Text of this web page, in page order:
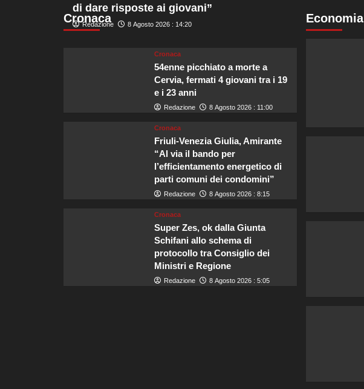
Cronaca
di dare risposte ai giovani”
Redazione 8 Agosto 2026 : 14:20
Cronaca
54enne picchiato a morte a
Cervia, fermati 4 giovani tra i 19
e i 23 anni
Redazione 8 Agosto 2026 : 11:00
Cronaca
Friuli-Venezia Giulia, Amirante
“Al via il bando per
l’efficientamento energetico di
parti comuni dei condomini”
Redazione 8 Agosto 2026 : 8:15
Cronaca
Super Zes, ok dalla Giunta
Schifani allo schema di
protocollo tra Consiglio dei
Ministri e Regione
Redazione 8 Agosto 2026 : 5:05
Economia